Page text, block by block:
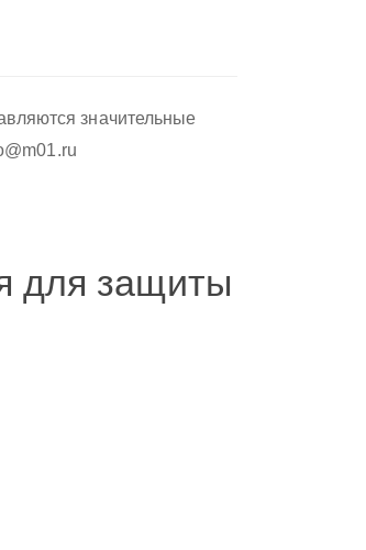
значительные
для защиты